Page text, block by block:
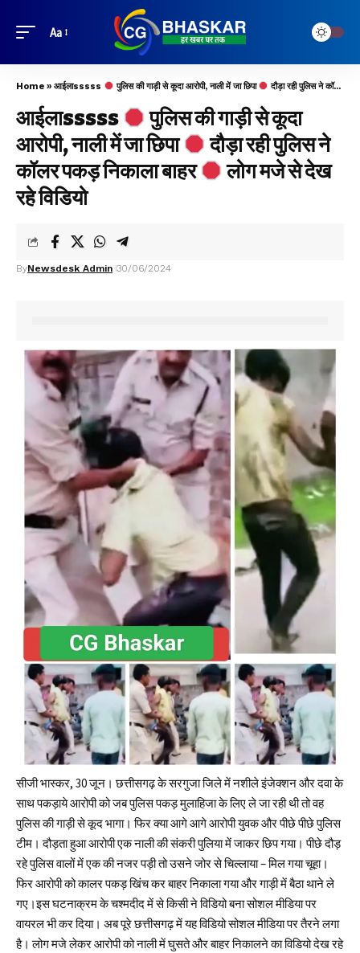
Aa
Home » आईलाsssss पुलिस की गाड़ी से कूदा आरोपी, नाली में जा छिपा दौड़ा रही पुलिस ने कॉलर पकड़ निकाला बाहर
आईलाsssss
पुलिस की गाड़ी से कूदा
आरोपी, नाली में जा छिपा
दौड़ा रही पुलिस ने
कॉलर पकड़ निकाला बाहर
लोग मजे से देख
रहे विडियो
ByNewsdesk Admin 30/06/2024
सीजी भास्कर, 30 जून। छत्तीसगढ़ के सरगुजा जिले में नशीले इंजेक्शन और दवा के
साथ पकड़ाये आरोपी को जब पुलिस पकड़ मुलाहिजा के लिए ले जा रही थी तो वह
पुलिस की गाड़ी से कूद भागा। फिर क्या आगे आगे आरोपी युवक और पीछे पीछे पुलिस
टीम। दौड़ता हुआ आरोपी एक नाली की संकरी पुलिया में जाकर छिप गया। पीछे दौड़
रहे पुलिस वालों में एक की नजर पड़ी तो उसने जोर से चिल्लाया – मिल गया चूहा।
फिर आरोपी को कालर पकड़ खिंच कर बाहर निकाला गया और गाड़ी में बैठा थाने ले
गए।इस घटनाक्रम के चश्मदीद में से किसी ने विडियो बना सोशल मीडिया पर
वायरल भी कर दिया। अब पूरे छत्तीसगढ़ में यह विडियो सोशल मीडिया पर तैरने लगा
है। लोग मजे लेकर आरोपी को नाली में घुसते और बाहर निकालने का विडियो देख रहे